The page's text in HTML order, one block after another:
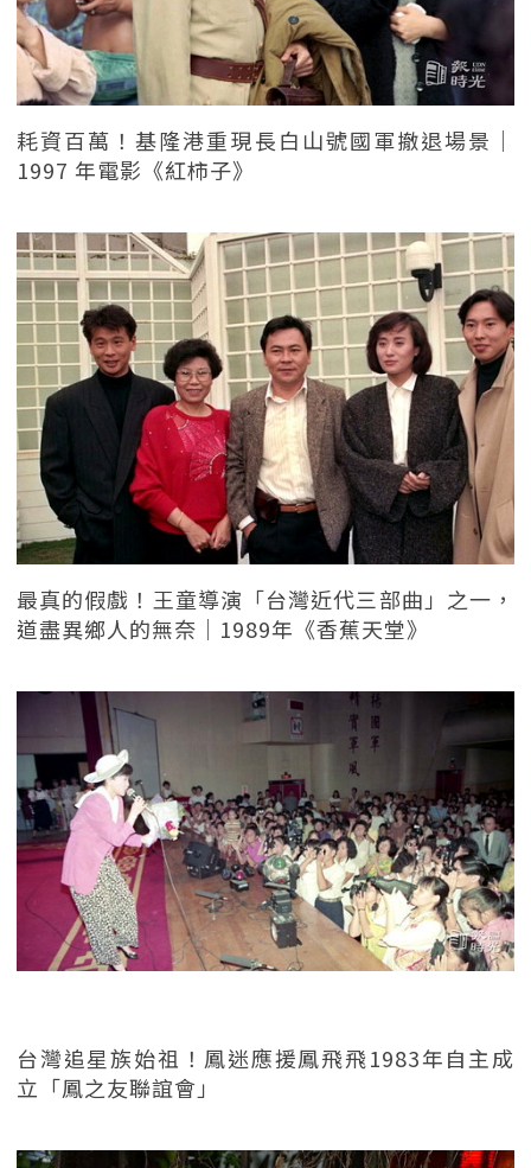
耗資百萬！基隆港重現長白山號國軍撤退場景｜
1997 年電影《紅柿子》
最真的假戲！王童導演「台灣近代三部曲」之一，
道盡異鄉人的無奈｜1989年《香蕉天堂》
台灣追星族始祖！鳳迷應援鳳飛飛1983年自主成
立「鳳之友聯誼會」